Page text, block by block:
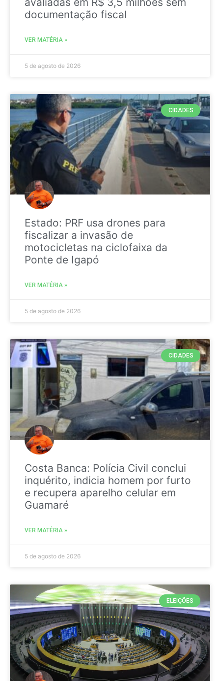
documentação fiscal
VER MATÉRIA »
5 de agosto de 2026
CIDADES
Estado: PRF usa drones para
fiscalizar a invasão de
motocicletas na ciclofaixa da
Ponte de Igapó
VER MATÉRIA »
5 de agosto de 2026
CIDADES
Costa Banca: Polícia Civil conclui
inquérito, indicia homem por furto
e recupera aparelho celular em
Guamaré
VER MATÉRIA »
5 de agosto de 2026
ELEIÇÕES